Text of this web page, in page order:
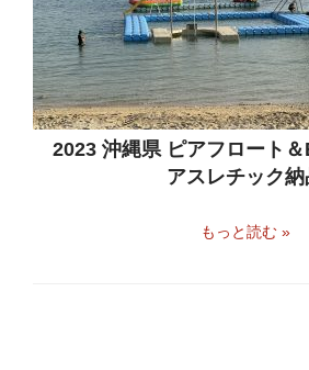
2023 沖縄県 ピアフロート
アスレチック納
もっと読む »